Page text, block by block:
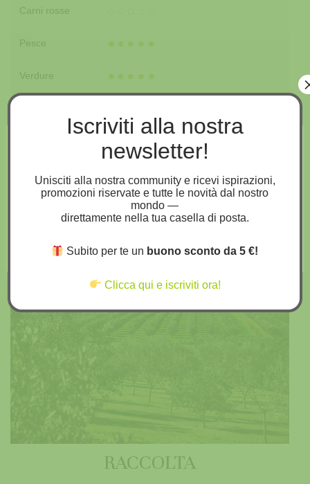
Carni rosse
Pesce
Verdure
ULIVETO
Olive Frantoio e Leccino provenienti da ulivi situati nella Valle
del Santerno a 70-100 mt slm dell’età di 15 anni allevati a vaso
RACCOLTA
Questo sito usa i cookies
l'esperienza più pertinente ricordando le tue preferenze e
le visite ripetute. Cliccando su “Accetta tutto” acconsenti
all'uso di TUTTI i cookie. Tuttavia, puoi visitare
"Impostazioni cookie" per fornire un consenso controllato.
Iscriviti alla nostra
newsletter!
Unisciti alla nostra community e ricevi ispirazioni,
promozioni riservate e tutte le novità dal nostro
mondo —
direttamente nella tua casella di posta.
Subito per te un buono sconto da 5 €!
Clicca qui e iscriviti ora!